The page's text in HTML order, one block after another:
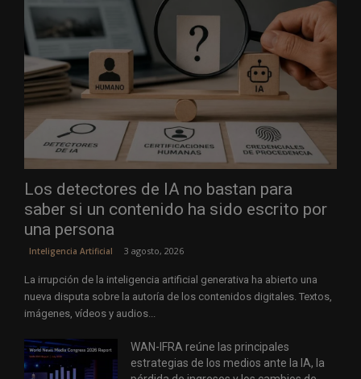
Los detectores de IA no bastan para
saber si un contenido ha sido escrito por
una persona
Inteligencia Artificial 3 agosto, 2026
La irrupción de la inteligencia artificial generativa ha abierto una
nueva disputa sobre la autoría de los contenidos digitales. Textos,
imágenes, vídeos y audios...
WAN-IFRA reúne las principales
estrategias de los medios ante la IA, la